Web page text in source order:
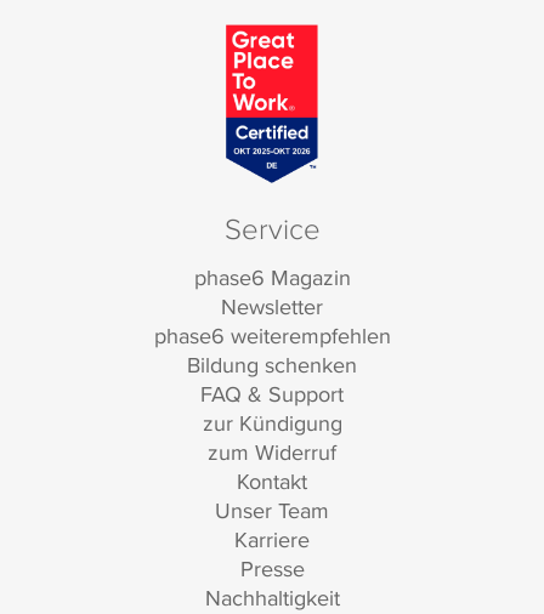
Service
phase6 Magazin
Newsletter
phase6 weiterempfehlen
Bildung schenken
FAQ & Support
zur Kündigung
zum Widerruf
Kontakt
Unser Team
Karriere
Presse
Nachhaltigkeit